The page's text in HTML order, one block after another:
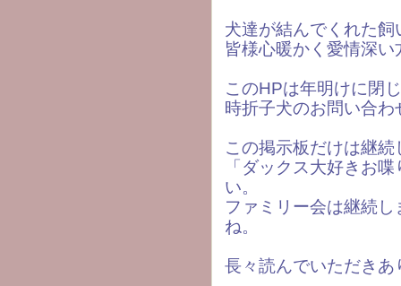
犬達が結んでくれた
皆様心暖かく愛情深
このHPは年明けに閉
時折子犬のお問い合
この掲示板だけは継
「ダックス大好きお
い。
ファミリー会は継続
ね。
長々読んでいただき